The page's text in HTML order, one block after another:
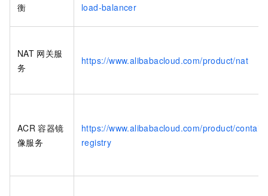
衡
load-balancer
NAT 网关服
务
https://www.alibabacloud.com/product/nat
ACR 容器镜
像服务
https://www.alibabacloud.com/product/
registry